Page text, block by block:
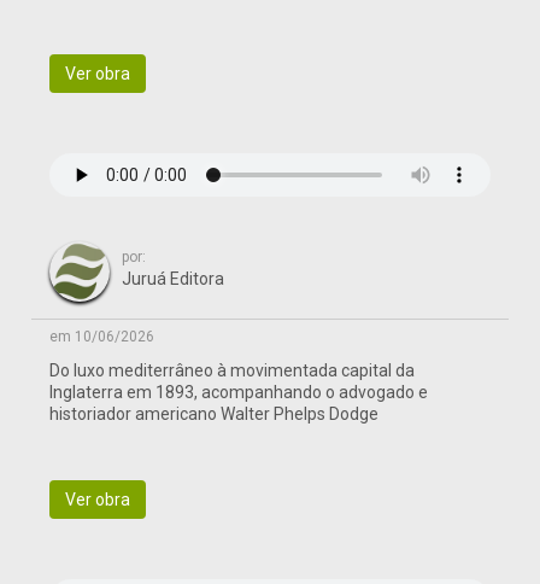
Ver obra
por:
Juruá Editora
em 10/06/2026
Do luxo mediterrâneo à movimentada capital da
Inglaterra em 1893, acompanhando o advogado e
historiador americano Walter Phelps Dodge
Ver obra